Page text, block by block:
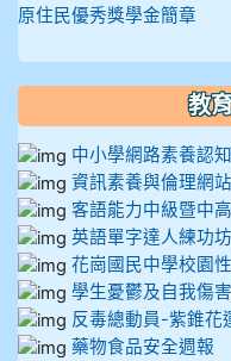
原住民優秀獎學金簡章
教
中小學網路素養認
資訊素養與倫理網站
客語能力中級暨中
英語單字達人練功坊
花崗國民中學校園
學生憂鬱及自我傷
反毒總動員-紫錐花
藥物食品安全週報